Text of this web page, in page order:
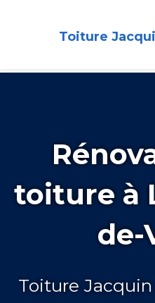
Toiture
toiture à
de-
Toiture